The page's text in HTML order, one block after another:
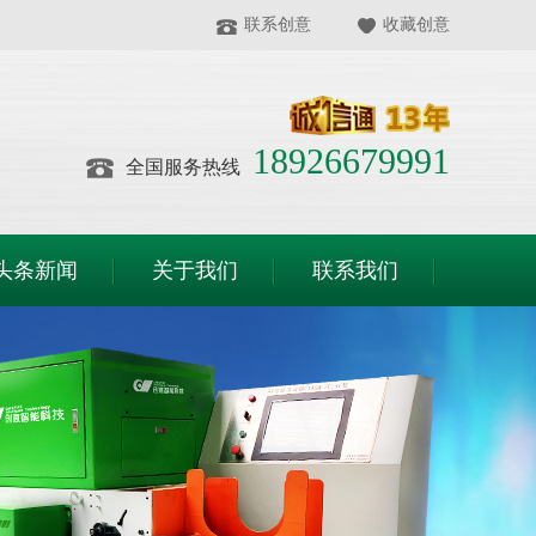
联系创意 收藏创意
全国服务热线 18926679991
条新闻 关于我们 联系我们